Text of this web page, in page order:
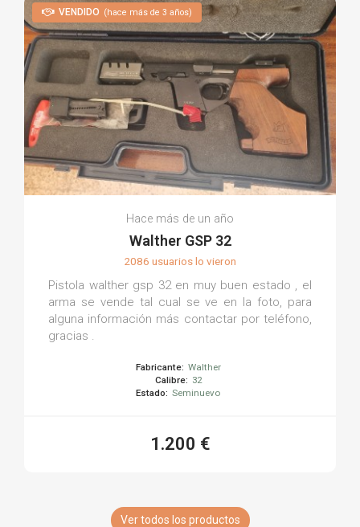
VENDIDO (hace más de 3 años)
Hace más de un año
Walther GSP 32
2086 usuarios lo vieron
Pistola walther gsp 32 en muy buen estado , el
arma se vende tal cual se ve en la foto, para
alguna información más contactar por teléfono,
gracias .
Fabricante: Walther
Calibre: 32
Estado: Seminuevo
1.200 €
Ver todos los productos